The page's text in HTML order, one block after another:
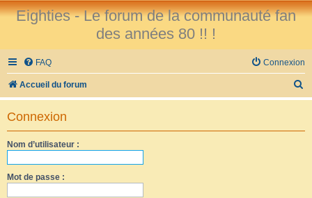
Eighties - Le forum de la communauté fan
des années 80 !! !
FAQ Connexion
Accueil du forum
e
Connexion
Nom d’utilisateur :
Mot de passe :